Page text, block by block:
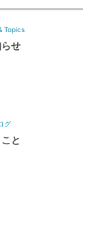
Topics
せ
グ
と